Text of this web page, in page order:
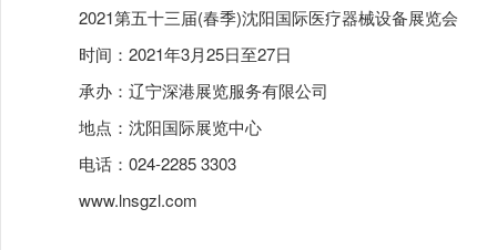
2021第五十三届(春季)沈阳国际医疗器械设备展览会
时间：2021年3月25日至27日
承办：辽宁深港展览服务有限公司
地点：沈阳国际展览中心
电话：024-2285 3303
www.lnsgzl.com